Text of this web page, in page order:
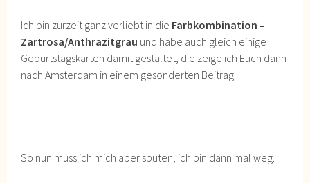
Ich bin zurzeit ganz verliebt in die Farbkombination –
Zartrosa/Anthrazitgrau und habe auch gleich einige
Geburtstagskarten damit gestaltet, die zeige ich Euch dann
nach Amsterdam in einem gesonderten Beitrag.
So nun muss ich mich aber sputen, ich bin dann mal weg.